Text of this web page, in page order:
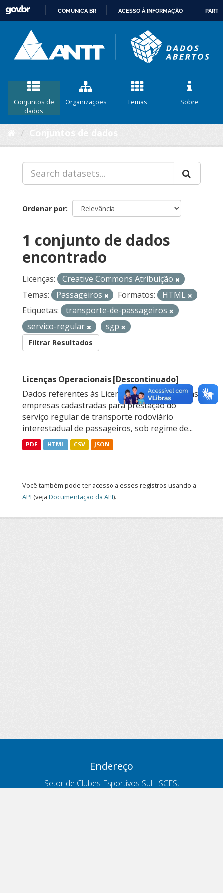
CONTEÚDO
COMUNICA BR ACESSO À INFORMAÇÃO
Conjuntos de
dados
Organizações Temas Sobre
Ordenar por
1 conjunto de dados
encontrado
Licenças:
Creative Commons Atribuição
Temas:
Passageiros Formatos:
HTML
Etiquetas:
transporte-de-passageiros
servico-regular
sgp
Filtrar Resultados
Licenças Operacionais [Descontinuado]
Dados referentes às Licenças Operacionais das
empresas cadastradas para prestação do
serviço regular de transporte rodoviário
interestadual de passageiros, sob regime de...
PDF HTML CSV JSON
Você também pode ter acesso a esses registros usando a
API (veja Documentação da API).
Endereço
Setor de Clubes Esportivos Sul - SCES,